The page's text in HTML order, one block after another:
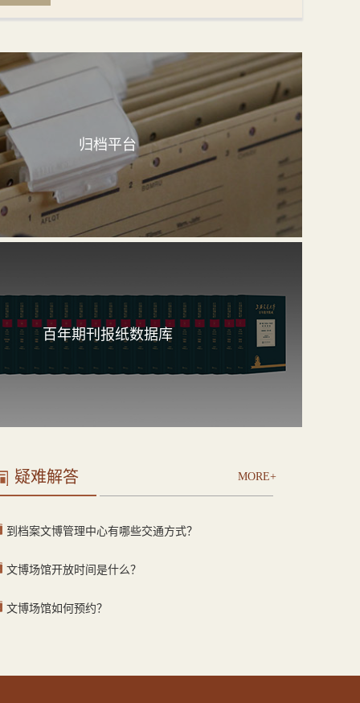
归档平台
百年期刊报纸数据库
疑难解答 MORE+
到档案文博管理中心有哪些交通方式？
文博场馆开放时间是什么？
文博场馆如何预约？